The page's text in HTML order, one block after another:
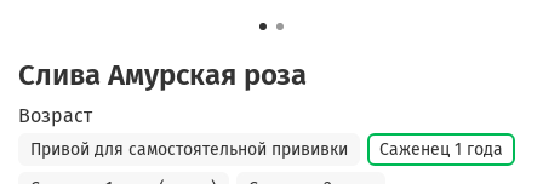
Слива Амурская роза
Возраст
Привой для самостоятельной прививки
Саженец 1 года